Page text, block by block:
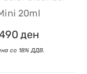
20ml
ден